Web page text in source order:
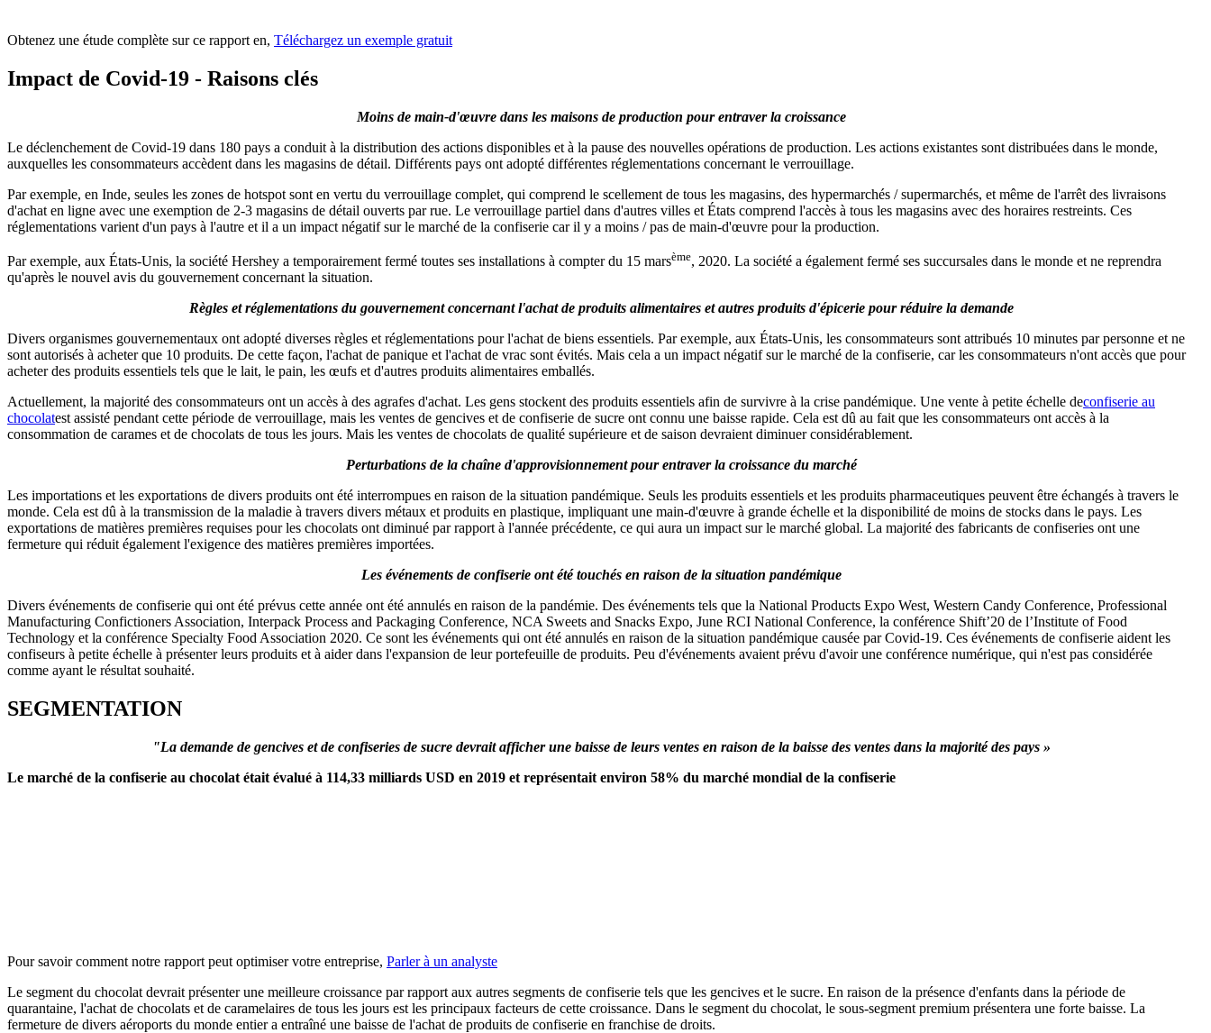
Obtenez une étude complète sur ce rapport en, Téléchargez un exemple gratuit
Impact de Covid-19 - Raisons clés
Moins de main-d'œuvre dans les maisons de production pour entraver la croissance
Le déclenchement de Covid-19 dans 180 pays a conduit à la distribution des actions disponibles et à la pause des nouvelles opérations de production. Les actions existantes sont distribuées dans le monde,
auxquelles les consommateurs accèdent dans les magasins de détail. Différents pays ont adopté différentes réglementations concernant le verrouillage.
Par exemple, en Inde, seules les zones de hotspot sont en vertu du verrouillage complet, qui comprend le scellement de tous les magasins, des hypermarchés / supermarchés, et même de l'arrêt des livraisons
d'achat en ligne avec une exemption de 2-3 magasins de détail ouverts par rue. Le verrouillage partiel dans d'autres villes et États comprend l'accès à tous les magasins avec des horaires restreints. Ces
réglementations varient d'un pays à l'autre et il a un impact négatif sur le marché de la confiserie car il y a moins / pas de main-d'œuvre pour la production.
Par exemple, aux États-Unis, la société Hershey a temporairement fermé toutes ses installations à compter du 15 marsème, 2020. La société a également fermé ses succursales dans le monde et ne reprendra
qu'après le nouvel avis du gouvernement concernant la situation.
Règles et réglementations du gouvernement concernant l'achat de produits alimentaires et autres produits d'épicerie pour réduire la demande
Divers organismes gouvernementaux ont adopté diverses règles et réglementations pour l'achat de biens essentiels. Par exemple, aux États-Unis, les consommateurs sont attribués 10 minutes par personne et ne
sont autorisés à acheter que 10 produits. De cette façon, l'achat de panique et l'achat de vrac sont évités. Mais cela a un impact négatif sur le marché de la confiserie, car les consommateurs n'ont accès que pour
acheter des produits essentiels tels que le lait, le pain, les œufs et d'autres produits alimentaires emballés.
Actuellement, la majorité des consommateurs ont un accès à des agrafes d'achat. Les gens stockent des produits essentiels afin de survivre à la crise pandémique. Une vente à petite échelle deconfiserie au
chocolatest assisté pendant cette période de verrouillage, mais les ventes de gencives et de confiserie de sucre ont connu une baisse rapide. Cela est dû au fait que les consommateurs ont accès à la
consommation de carames et de chocolats de tous les jours. Mais les ventes de chocolats de qualité supérieure et de saison devraient diminuer considérablement.
Perturbations de la chaîne d'approvisionnement pour entraver la croissance du marché
Les importations et les exportations de divers produits ont été interrompues en raison de la situation pandémique. Seuls les produits essentiels et les produits pharmaceutiques peuvent être échangés à travers le
monde. Cela est dû à la transmission de la maladie à travers divers métaux et produits en plastique, impliquant une main-d'œuvre à grande échelle et la disponibilité de moins de stocks dans le pays. Les
exportations de matières premières requises pour les chocolats ont diminué par rapport à l'année précédente, ce qui aura un impact sur le marché global. La majorité des fabricants de confiseries ont une
fermeture qui réduit également l'exigence des matières premières importées.
Les événements de confiserie ont été touchés en raison de la situation pandémique
Divers événements de confiserie qui ont été prévus cette année ont été annulés en raison de la pandémie. Des événements tels que la National Products Expo West, Western Candy Conference, Professional
Manufacturing Confictioners Association, Interpack Process and Packaging Conference, NCA Sweets and Snacks Expo, June RCI National Conference, la conférence Shift’20 de l’Institute of Food
Technology et la conférence Specialty Food Association 2020. Ce sont les événements qui ont été annulés en raison de la situation pandémique causée par Covid-19. Ces événements de confiserie aident les
confiseurs à petite échelle à présenter leurs produits et à aider dans l'expansion de leur portefeuille de produits. Peu d'événements avaient prévu d'avoir une conférence numérique, qui n'est pas considérée
comme ayant le résultat souhaité.
SEGMENTATION
"La demande de gencives et de confiseries de sucre devrait afficher une baisse de leurs ventes en raison de la baisse des ventes dans la majorité des pays »
Le marché de la confiserie au chocolat était évalué à 114,33 milliards USD en 2019 et représentait environ 58% du marché mondial de la confiserie
Pour savoir comment notre rapport peut optimiser votre entreprise, Parler à un analyste
Le segment du chocolat devrait présenter une meilleure croissance par rapport aux autres segments de confiserie tels que les gencives et le sucre. En raison de la présence d'enfants dans la période de
quarantaine, l'achat de chocolats et de caramelaires de tous les jours est les principaux facteurs de cette croissance. Dans le segment du chocolat, le sous-segment premium présentera une forte baisse. La
fermeture de divers aéroports du monde entier a entraîné une baisse de l'achat de produits de confiserie en franchise de droits.